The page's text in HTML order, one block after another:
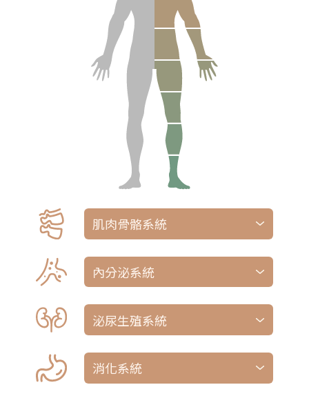
肌肉骨骼系統
測試上下肢關節活動範圍與肌肉力量。視診
關節之腫脹、壓痛與畸形、 測試手部緊握
能力、 感覺、觸診橈、尺、肱動脈、觸診
蹲、協調情形、關節活動度
內分泌系統
对于一些内分泌腺体,如甲状腺、垂体等檢
泌尿生殖系統
評估有無脹大的膀胱、腎臟有無壓痛、尿液
顏色及頻尿液尿急尿情況、尿失禁。生殖系
統有無傷口、疝氣、腫塊、壓痛感
消化系統
聽診腸蠕動音與血管音。叩診腹部並找出器
官大小。使用輕觸診檢查腹部是否有壓痛。